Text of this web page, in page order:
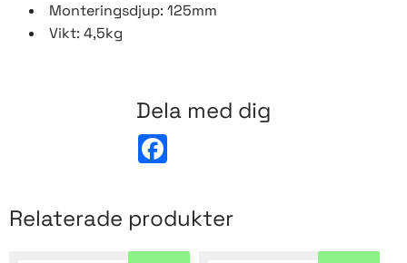
Monteringsdjup: 125mm
Vikt: 4,5kg
Dela med dig
o
o
Relaterade produkter